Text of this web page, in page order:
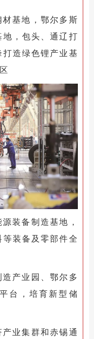
基地，鄂尔多斯
，包头、通辽打
造绿色锂产业基
装备制造基地，
装备及零部件全
产业园、鄂尔多
台，培育新型储
业集群和赤锡通